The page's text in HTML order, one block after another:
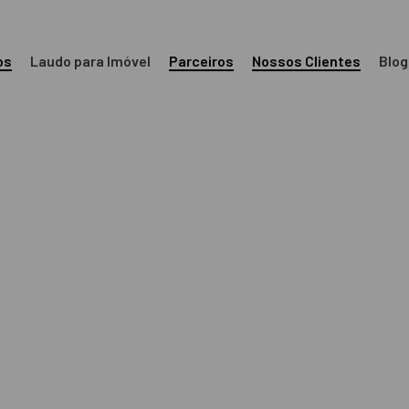
Laudo para Imóvel Parceiros Nossos Clientes Blog